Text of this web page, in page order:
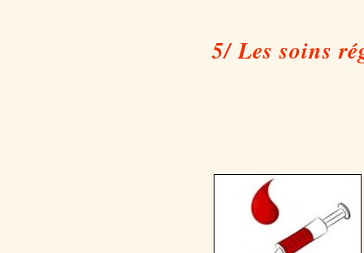
5/ Les soins